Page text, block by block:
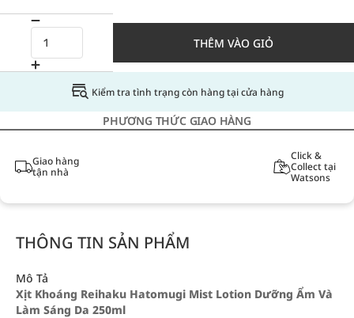
THÊM VÀO GIỎ
Kiểm tra tình trạng còn hàng tại cửa hàng
PHƯƠNG THỨC GIAO HÀNG
Giao hàng
tận nhà
Click &
Collect tại
Watsons
THÔNG TIN SẢN PHẨM
Mô Tả
Xịt Khoáng Reihaku Hatomugi Mist Lotion Dưỡng Ẩm Và
Làm Sáng Da 250ml